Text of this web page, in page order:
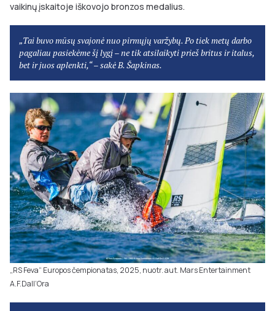
vaikinų įskaitoje iškovojo bronzos medalius.
„Tai buvo mūsų svajonė nuo pirmųjų varžybų. Po tiek metų darbo
pagaliau pasiekėme šį lygį – ne tik atsilaikyti prieš britus ir italus,
bet ir juos aplenkti,“ – sakė B. Šapkinas.
„RS Feva“ Europos čempionatas, 2025, nuotr. aut. Mars Entertainment
A.F.Dall‘Ora